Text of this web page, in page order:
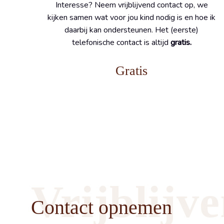
Interesse? Neem vrijblijvend contact op, we
kijken samen wat voor jou kind nodig is en hoe ik
daarbij kan ondersteunen. Het (eerste)
telefonische contact is altijd gratis.
Gratis
Contact opnemen